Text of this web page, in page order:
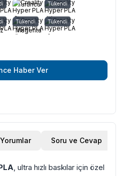
Turuncu Tükendi
Gri
Tükendi
Viva
Magenta
Tükendi
Mor
Haber Ver
Yorumlar Soru ve Cevap
, ultra hızlı baskılar için özel